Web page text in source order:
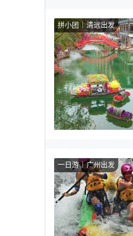
拼小团 清远出发
一日游 广州出发